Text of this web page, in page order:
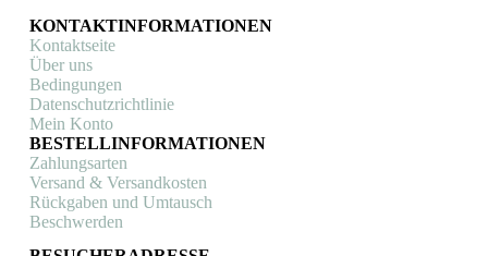
KONTAKTINFORMATIONEN
Kontaktseite
Über uns
Bedingungen
Datenschutzrichtlinie
Mein Konto
BESTELLINFORMATIONEN
Zahlungsarten
Versand & Versandkosten
Rückgaben und Umtausch
Beschwerden